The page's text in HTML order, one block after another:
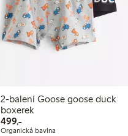
2-balení Goose goose duck
boxerek
499,-499,00 Kč
Organická bavlna